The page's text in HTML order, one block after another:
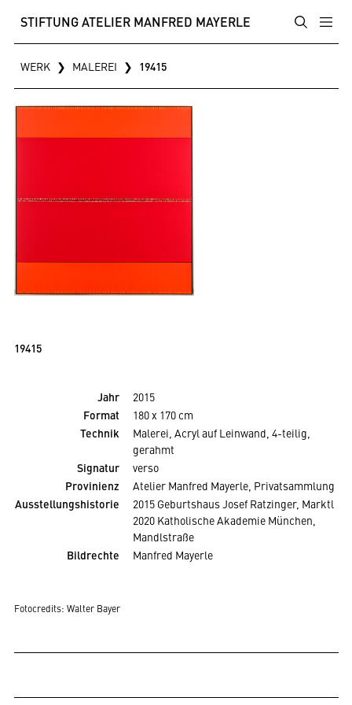
STIFTUNG ATELIER MANFRED MAYERLE
WERK ❯ MALEREI ❯ 19415
19415
Jahr
2015
Format
180 x 170 cm
Technik
Malerei, Acryl auf Leinwand, 4-teilig,
gerahmt
Signatur
verso
Provinienz
Atelier Manfred Mayerle, Privatsammlung
Ausstellungshistorie
2015 Geburtshaus Josef Ratzinger, Marktl
2020 Katholische Akademie München,
Mandlstraße
Bildrechte
Manfred Mayerle
Fotocredits: Walter Bayer